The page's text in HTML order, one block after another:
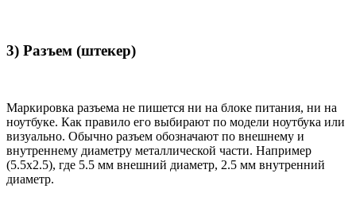
3) Разъем (штекер)
Маркировка разъема не пишется ни на блоке питания, ни на
ноутбуке. Как правило его выбирают по модели ноутбука или
визуально. Обычно разъем обозначают по внешнему и
внутреннему диаметру металлической части. Например
(5.5x2.5), где 5.5 мм внешний диаметр, 2.5 мм внутренний
диаметр.